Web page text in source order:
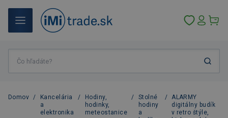
Domov /
Kancelária
a
elektronika
/
Hodiny,
hodinky,
meteostanice
/
Stolné
hodiny
a
/ ALARMY
digitálny budík
v retro štýle,